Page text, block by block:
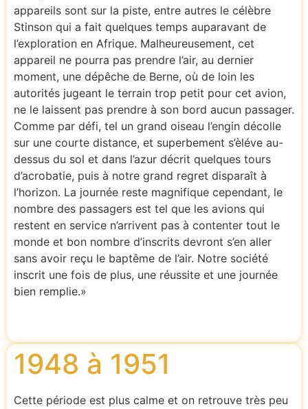
appareils sont sur la piste, entre autres le célèbre
Stinson qui a fait quelques temps auparavant de
l’exploration en Afrique. Malheureusement, cet
appareil ne pourra pas prendre l’air, au dernier
moment, une dépêche de Berne, où de loin les
autorités jugeant le terrain trop petit pour cet avion,
ne le laissent pas prendre à son bord aucun passager.
Comme par défi, tel un grand oiseau l’engin décolle
sur une courte distance, et superbement s’èléve au-
dessus du sol et dans l’azur décrit quelques tours
d’acrobatie, puis à notre grand regret disparaît à
l’horizon. La journée reste magnifique cependant, le
nombre des passagers est tel que les avions qui
restent en service n’arrivent pas à contenter tout le
monde et bon nombre d’inscrits devront s’en aller
sans avoir reçu le baptême de l’air. Notre société
inscrit une fois de plus, une réussite et une journée
bien remplie.»
1948 à 1951
Cette période est plus calme et on retrouve très peu